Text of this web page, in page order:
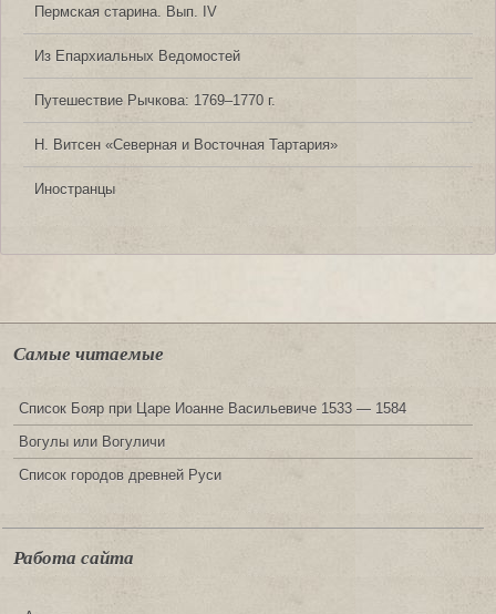
Пермская старина. Вып. IV
Из Епархиальных Ведомостей
Путешествие Рычкова: 1769‒1770 г.
Н. Витсен «Северная и Восточная Тартария»
Иностранцы
Самые читаемые
Список Бояр при Царе Иоанне Васильевиче 1533 — 1584
Вогулы или Вогуличи
Список городов древней Руси
Работа сайта